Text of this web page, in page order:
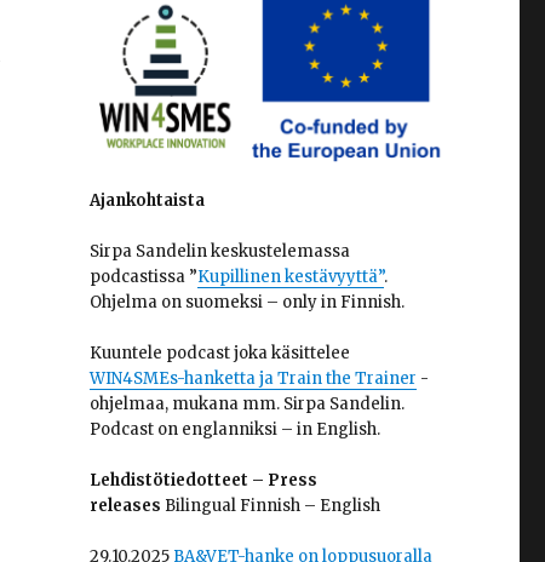
Ajankohtaista
Sirpa Sandelin keskustelemassa
podcastissa ”Kupillinen kestävyyttä”.
Ohjelma on suomeksi – only in Finnish.
Kuuntele podcast joka käsittelee
WIN4SMEs-hanketta ja Train the Trainer -
ohjelmaa, mukana mm. Sirpa Sandelin.
Podcast on englanniksi – in English.
Lehdistötiedotteet – Press
releases Bilingual Finnish – English
29.10.2025 BA&VET-hanke on loppusuoralla